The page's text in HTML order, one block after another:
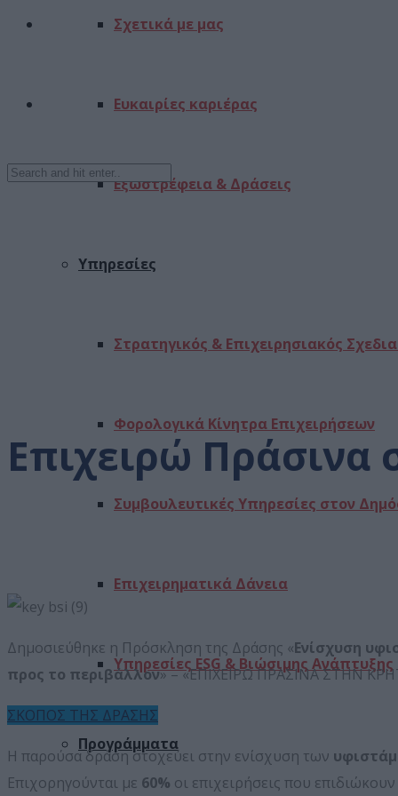
Σχετικά με μας
Ευκαιρίες καριέρας
Εξωστρέφεια & Δράσεις
Υπηρεσίες
Στρατηγικός & Επιχειρησιακός
Φορολογικά Κίνητρα Επιχειρήσεων
Συμβουλευτικές Υπηρεσίες στον
Επιχειρηματικά Δάνεια
Υπηρεσίες ESG & Βιώσιμης Ανάπτυξης
Προγράμματα
Επιχειρώ Πράσινα
Προγράμματα Επιχειρώ Πράσινα στην Κρήτη
Δημοσιεύθηκε η Πρόσκληση της Δράσης «Ενίσχυση
προς το περιβάλλον» – «ΕΠΙΧΕΙΡΩ ΠΡΑΣΙΝΑ ΣΤΗΝ
ΣΚΟΠΟΣ ΤΗΣ ΔΡΑΣΗΣ
Η παρούσα δράση στοχεύει στην ενίσχυση των
Επιχορηγούνται με 60% οι επιχειρήσεις που